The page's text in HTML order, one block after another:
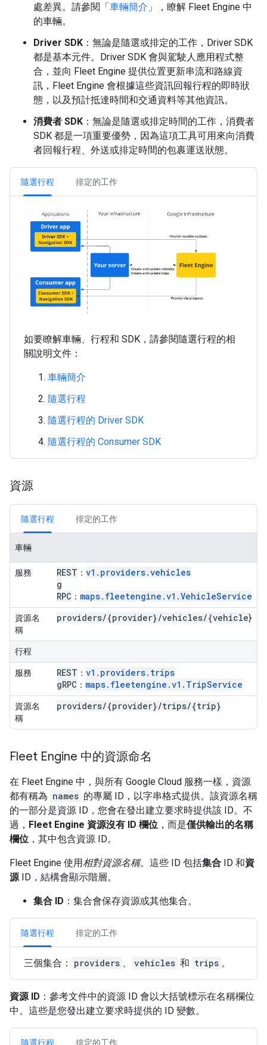
處差異。請參閱「車輛簡介 」，瞭解 Fleet Engine 中
的車輛。
Driver SDK ：無論是隨選或排定的工作，Driver SDK
都是基本元件。Driver SDK 會與駕駛人應用程式整
合，並向 Fleet Engine 提供位置更新串流和路線資
訊，Fleet Engine 會根據這些資訊回報行程的即時狀
態，以及預計抵達時間和交通資料等其他資訊。
消費者 SDK ：無論是隨選或排定時間的工作，消費者
SDK 都是一項重要優勢，因為這項工具可用來向消費
者回報行程、外送或排定時間的包裹運送狀態。
隨選行程 排定的工作
如要瞭解車輛、行程和 SDK，請參閱隨選行程的相
關說明文件：
車輛簡介
隨選行程
隨選行程的 Driver SDK
隨選行程的 Consumer SDK
資源
隨選行程 排定的工作
車輛
服務 REST ： v1.providers.vehicles
g
RPC ： maps.fleetengine.v1.VehicleService
資源名
稱
providers/{provider}/vehicles/{vehicle}
行程
服務 REST ： v1.providers.trips
gRPC ： maps.fleetengine.v1.TripService
資源名
稱
providers/{provider}/trips/{trip}
Fleet Engine 中的資源命名
在 Fleet Engine 中，與所有 Google Cloud 服務一樣，資源
都有稱為 names 的專屬 ID，以字串格式提供。該資源名稱
的一部分是資源 ID，您會在發出建立要求時提供該 ID。不
過， Fleet Engine 資源沒有 ID 欄位 ，而是僅供輸出的名稱
欄位 ，其中包含資源 ID。
Fleet Engine 使用相對資源名稱。這些 ID 包括集合 ID 和資
源ID，結構會顯示階層。
集合 ID ：集合會保存資源或其他集合。
隨選行程 排定的工作
三個集合： providers 、 vehicles 和 trips 。
資源 ID ：參考文件中的資源 ID 會以大括號標示在名稱欄位
中。這些是您發出建立要求時提供的 ID 變數。
隨選行程 排定的工作